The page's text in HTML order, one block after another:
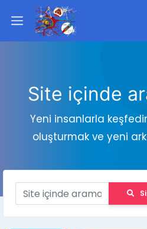
Site içinde
Yeni insanlarla
oluşturmak ve yeni